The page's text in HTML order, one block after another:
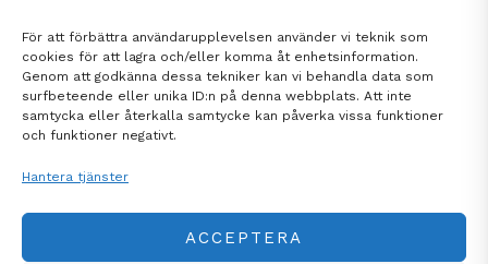
För att förbättra användarupplevelsen använder vi teknik som
cookies för att lagra och/eller komma åt enhetsinformation.
Genom att godkänna dessa tekniker kan vi behandla data som
surfbeteende eller unika ID:n på denna webbplats. Att inte
samtycka eller återkalla samtycke kan påverka vissa funktioner
och funktioner negativt.
Hantera tjänster
ACCEPTERA
Kontakta oss
Cookie Policy
Sekretesspolicy
Imprint
Ansvarsfriskrivning